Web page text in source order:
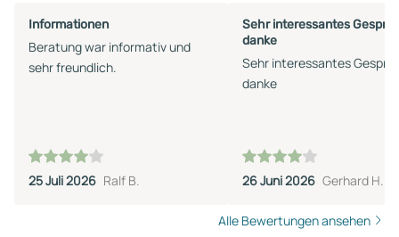
Informationen
Beratung war informativ und
sehr freundlich.
25 Juli 2026 Ralf B.
Sehr interessantes
danke
Sehr interessantes
danke
26 Juni 2026 Gerhard H.
Alle Bewertungen ansehen